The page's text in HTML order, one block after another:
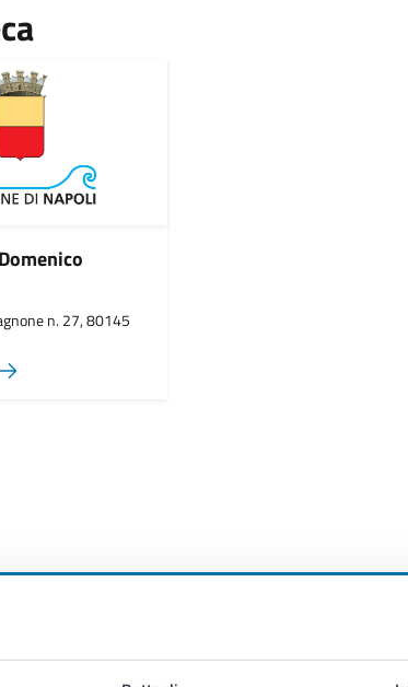
n. 27, 80145